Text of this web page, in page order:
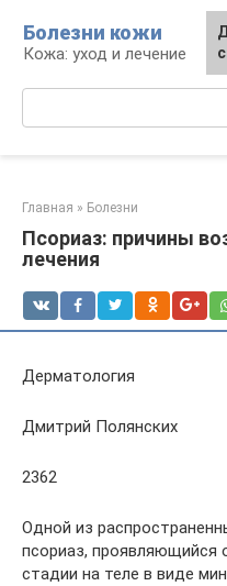
контенту
Болезни кожи
Кожа: уход и лечение
Главная » Болезни
Псориаз: причины
лечения
Дерматология
Дмитрий Полянских
2362
Одной из
псориаз, проявляющийся
стадии на теле в виде